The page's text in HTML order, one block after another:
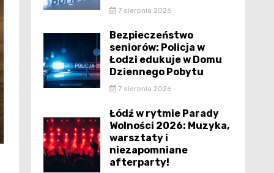
7 sierpnia 2026
Bezpieczeństwo
seniorów: Policja w
Łodzi edukuje w Domu
Dziennego Pobytu
7 sierpnia 2026
Łódź w rytmie Parady
Wolności 2026: Muzyka,
warsztaty i
niezapomniane
afterparty!